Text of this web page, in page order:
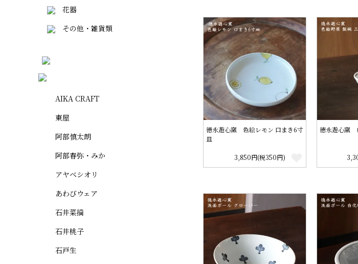
徳永遊心窯 色絵レモン 口まき6寸
皿
3,850円(税350円)
徳永遊心窯
花器
その他・雑貨類
AIKA CRAFT
東屋
阿部慎太朗
阿部春弥・みか
アヤベシオリ
あわびウェア
石井菜摘
石井桃子
石戸生